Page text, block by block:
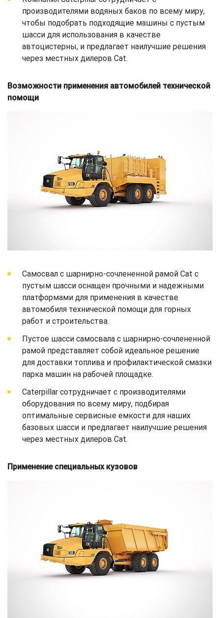
производителями водяных баков по всему миру,
чтобы подобрать подходящие машины с пустым
шасси для использования в качестве
автоцистерны, и предлагает наилучшие решения
через местных дилеров Cat.
Возможности применения автомобилей технической
помощи
Самосвал с шарнирно-сочлененной рамой Cat с
пустым шасси оснащен прочными и надежными
платформами для применения в качестве
автомобиля технической помощи для горных
работ и строительства.
Пустое шасси самосвала с шарнирно-сочлененной
рамой представляет собой идеальное решение
для доставки топлива и профилактической смазки
парка машин на рабочей площадке.
Caterpillar сотрудничает с производителями
оборудования по всему миру, подбирая
оптимальные сервисные емкости для наших
базовых шасси и предлагает наилучшие решения
через местных дилеров Cat.
Применение специальных кузовов